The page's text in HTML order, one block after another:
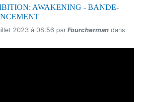
AWAKENING - BANDE-
2023 à 08:56 par Fourcherman dans